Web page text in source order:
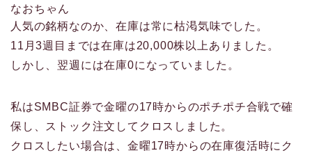
なおちゃん
人気の銘柄なのか、在庫は常に枯渇気味でした。
11月3週目までは在庫は20,000株以上ありました。
しかし、翌週には在庫0になっていました。
私はSMBC証券で金曜の17時からのポチポチ合戦で確
保し、ストック注文してクロスしました。
クロスしたい場合は、金曜17時からの在庫復活時にク